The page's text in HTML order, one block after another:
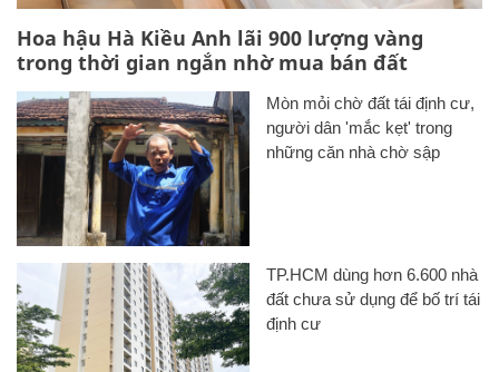
Hoa hậu Hà Kiều Anh lãi 900 lượng vàng
trong thời gian ngắn nhờ mua bán đất
Mòn mỏi chờ đất tái định cư,
người dân 'mắc kẹt' trong
những căn nhà chờ sập
TP.HCM dùng hơn 6.600 nhà
đất chưa sử dụng để bố trí tái
định cư